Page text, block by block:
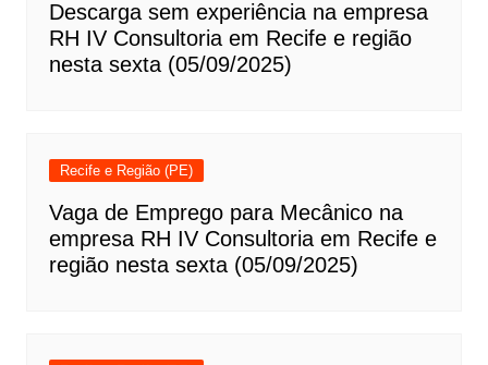
Descarga sem experiência na empresa
RH IV Consultoria em Recife e região
nesta sexta (05/09/2025)
Recife e Região (PE)
Vaga de Emprego para Mecânico na
empresa RH IV Consultoria em Recife e
região nesta sexta (05/09/2025)